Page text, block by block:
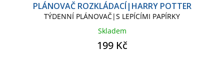
PLÁNOVAČ ROZKLÁDACÍ|HARRY POTTER
TÝDENNÍ PLÁNOVAČ|S LEPÍCÍMI PAPÍRKY
Skladem
199 Kč